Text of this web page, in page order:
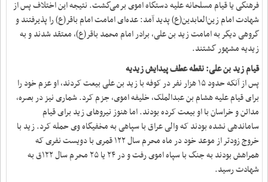
فرهنگی یا قیام مسلحانه علیه دستگاه اموی برمی‌گشت. نتیجه این اختلاف پس از
شهادت امام زین‌العابدین(ع) پدید آمد: عده‌ای امامت امام باقر(ع) را پذیرفتند و
گروهی دیگر به امامت زید بن علی، برادر امام محمد باقر(ع)، معتقد شدند و به
زیدیه مشهور گشتند.
قیام زید بن علی: نقطه عطف پیدایش زیدیه
پس از آنکه حدود ۱۵ هزار نفر در کوفه با زید بن علی بیعت کردند، او عزم خود را
برای قیام علیه هشام بن عبدالملک، خلیفه اموی، جزم کرد. شماری نیز در بصره،
مدائن و خراسان با او بیعت کرده بودند. اما هنوز نیروهای زید برای قیام
ساماندهی نشده بودند که والی عراق با سپاهی به مخفیگاه وی حمله کرد. زید با
خروج زودتر از موعد خود در ماه محرم سال ۱۲۲ قمری با دویست نفری که
همراهش بودند به جنگ با سپاه اموی رفت و در ۲۴ یا ۲۵ محرم سال ۱۲۲ق به
شهادت رسید.